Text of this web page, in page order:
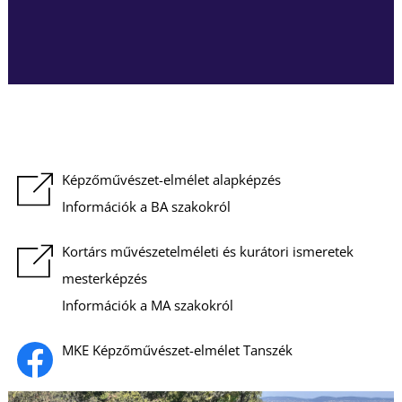
Képzőművészet-elmélet alapképzés
Információk a BA szakokról
Kortárs művészetelméleti és kurátori ismeretek
mesterképzés
Információk a MA szakokról
MKE Képzőművészet-elmélet Tanszék